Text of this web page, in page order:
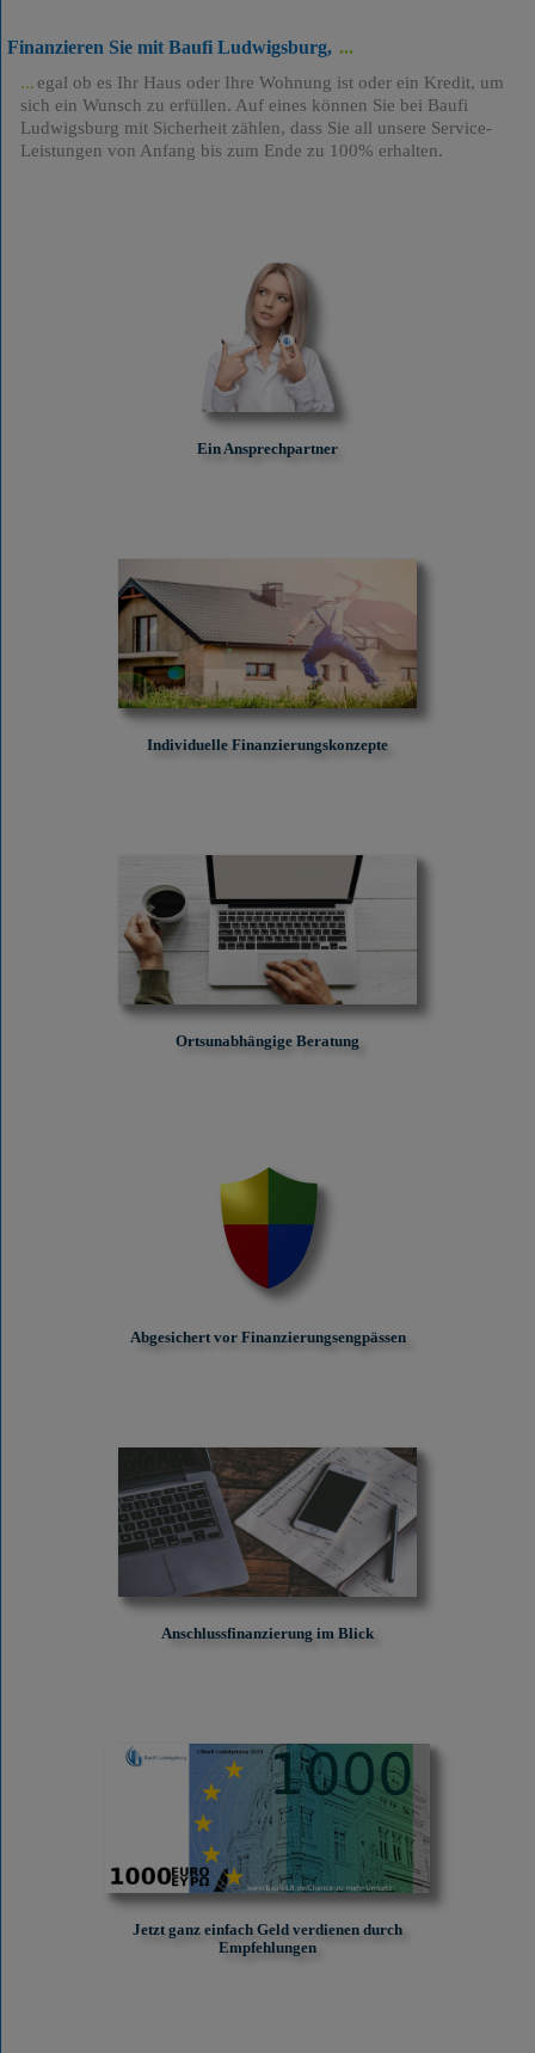
Finanzieren Sie mit Baufi Ludwigsburg,
egal ob es Ihr Haus oder Ihre Wohnung ist oder ein Kredit, um
sich ein Wunsch zu erfüllen. Auf eines können Sie bei Baufi
Ludwigsburg mit Sicherheit zählen, dass Sie all unsere Service-
Leistungen von Anfang bis zum Ende zu 100% erhalten.
Ein Ansprechpartner
Individuelle Finanzierungskonzepte
Ortsunabhängige Beratung
Abgesichert vor Finanzierungs­engpässen
Anschlussfinanzierung im Blick
Jetzt ganz einfach Geld verdienen durch
Empfehlungen